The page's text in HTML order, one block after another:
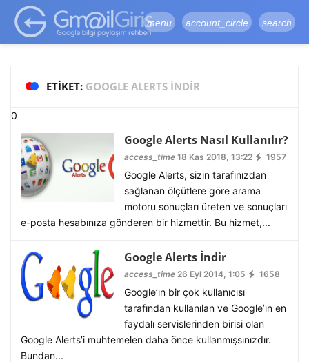
google-site-
verification=vqSI0upH550kabR5X8xpjMYieaXmuBueYgCJBW3uetM
menu account_circle search
ETIKET: GOOGLE ALERTS INDIR
0
Google Alerts Nasıl Kullanılır?
access_time18 Kas 2018, 13:22 1957
Google Alerts, sizin tarafınızdan
sağlanan ölçütlere göre arama
motoru sonuçları üreten ve sonuçları
e-posta hesabınıza gönderen bir hizmettir. Bu hizmet,...
Google Alerts İndir
access_time26 Eyl 2014, 1:05 1658
Google’ın bir çok kullanıcısı
tarafından kullanılan ve Google’ın en
faydalı servislerinden birisi olan
Google Alerts’i muhtemelen daha önce kullanmışsınızdır.
Bundan...